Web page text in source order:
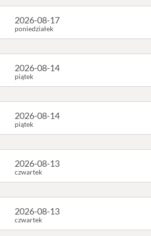
2026-08-17
poniedziałek
2026-08-14
piątek
2026-08-14
piątek
2026-08-13
czwartek
2026-08-13
czwartek